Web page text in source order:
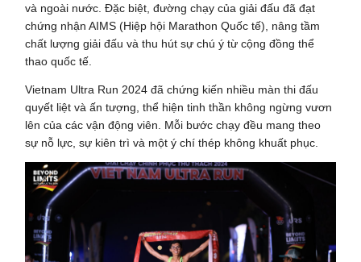
và ngoài nước. Đặc biệt, đường chạy của giải đấu đã đạt
chứng nhận AIMS (Hiệp hội Marathon Quốc tế), nâng tầm
chất lượng giải đấu và thu hút sự chú ý từ cộng đồng thể
thao quốc tế.
Vietnam Ultra Run 2024 đã chứng kiến nhiều màn thi đấu
quyết liệt và ấn tượng, thể hiện tinh thần không ngừng vươn
lên của các vận động viên. Mỗi bước chạy đều mang theo
sự nỗ lực, sự kiên trì và một ý chí thép không khuất phục.